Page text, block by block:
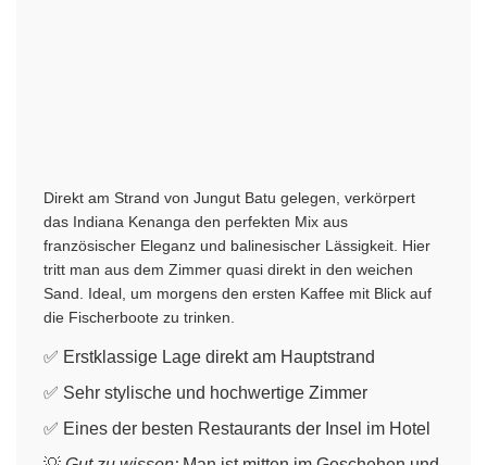
Direkt am Strand von Jungut Batu gelegen, verkörpert
das Indiana Kenanga den perfekten Mix aus
französischer Eleganz und balinesischer Lässigkeit. Hier
tritt man aus dem Zimmer quasi direkt in den weichen
Sand. Ideal, um morgens den ersten Kaffee mit Blick auf
die Fischerboote zu trinken.
✅ Erstklassige Lage direkt am Hauptstrand
✅ Sehr stylische und hochwertige Zimmer
✅ Eines der besten Restaurants der Insel im Hotel